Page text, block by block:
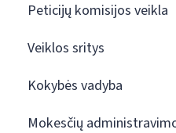
Peticijų komisijos veikla
Veiklos sritys
Kokybės vadyba
Mokesčių